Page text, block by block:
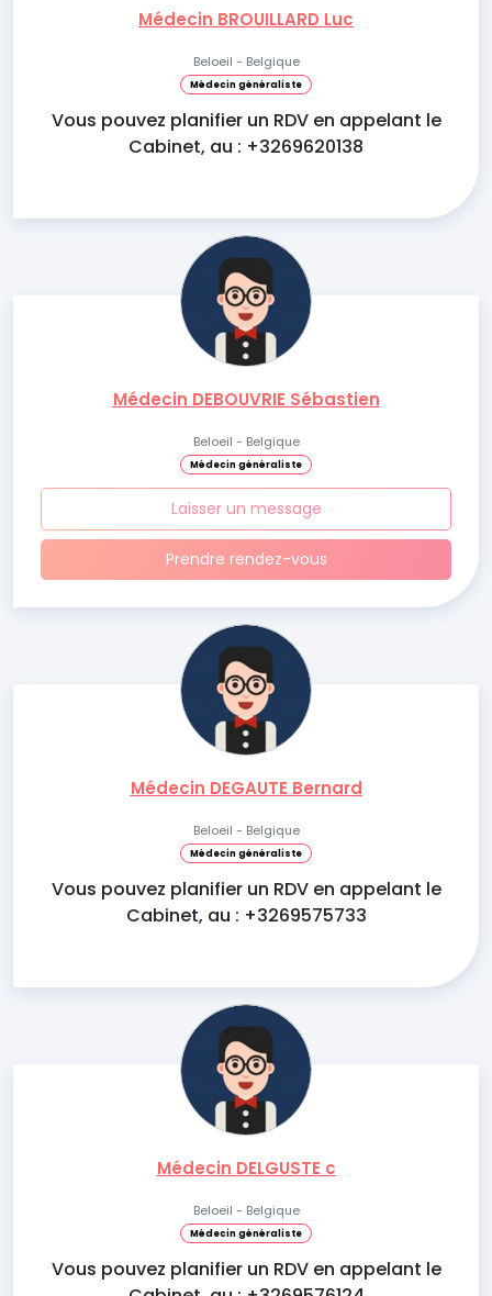
Médecin BROUILLARD Luc
Beloeil - Belgique
Médecin généraliste
Vous pouvez planifier un RDV en appelant le
Cabinet, au : +3269620138
Médecin DEBOUVRIE Sébastien
Beloeil - Belgique
Médecin généraliste
Laisser un message
Prendre rendez-vous
Médecin DEGAUTE Bernard
Beloeil - Belgique
Médecin généraliste
Vous pouvez planifier un RDV en appelant le
Cabinet, au : +3269575733
Médecin DELGUSTE c
Beloeil - Belgique
Médecin généraliste
Vous pouvez planifier un RDV en appelant le